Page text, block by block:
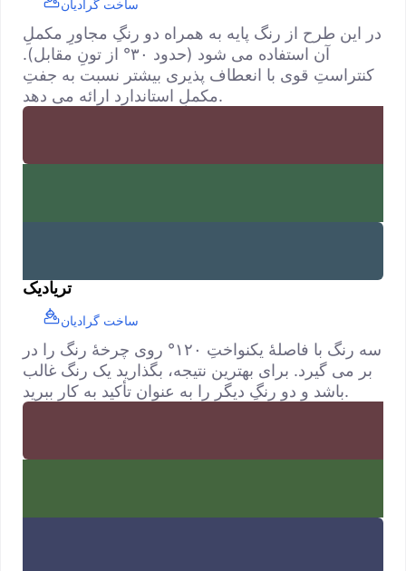
ساخت گرادیان
در این طرح از رنگ پایه به همراه دو رنگِ مجاورِ مکملِ
آن استفاده می شود (حدود ۳۰° از تونِ مقابل).
کنتراستِ قوی با انعطاف پذیری بیشتر نسبت به جفتِ
مکملِ استاندارد ارائه می دهد.
تریادیک
ساخت گرادیان
سه رنگ با فاصلهٔ یکنواختِ ۱۲۰° روی چرخهٔ رنگ را در
بر می گیرد. برای بهترین نتیجه، بگذارید یک رنگ غالب
باشد و دو رنگِ دیگر را به عنوان تأکید به کار ببرید.